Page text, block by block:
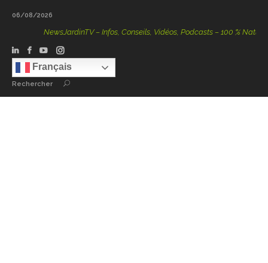
06/08/2026
NewsJardinTV – Infos, Conseils, Vidéos, Podcasts – 100 % Nature
Français
Rechercher